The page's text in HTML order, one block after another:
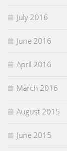
July 2016
June 2016
April 2016
March 2016
August 2015
June 2015